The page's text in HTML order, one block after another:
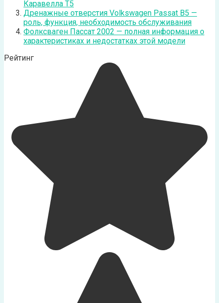
Каравелла T5
Дренажные отверстия Volkswagen Passat B5 —
роль, функция, необходимость обслуживания
Фолксваген Пассат 2002 — полная информация о
характеристиках и недостатках этой модели
Рейтинг